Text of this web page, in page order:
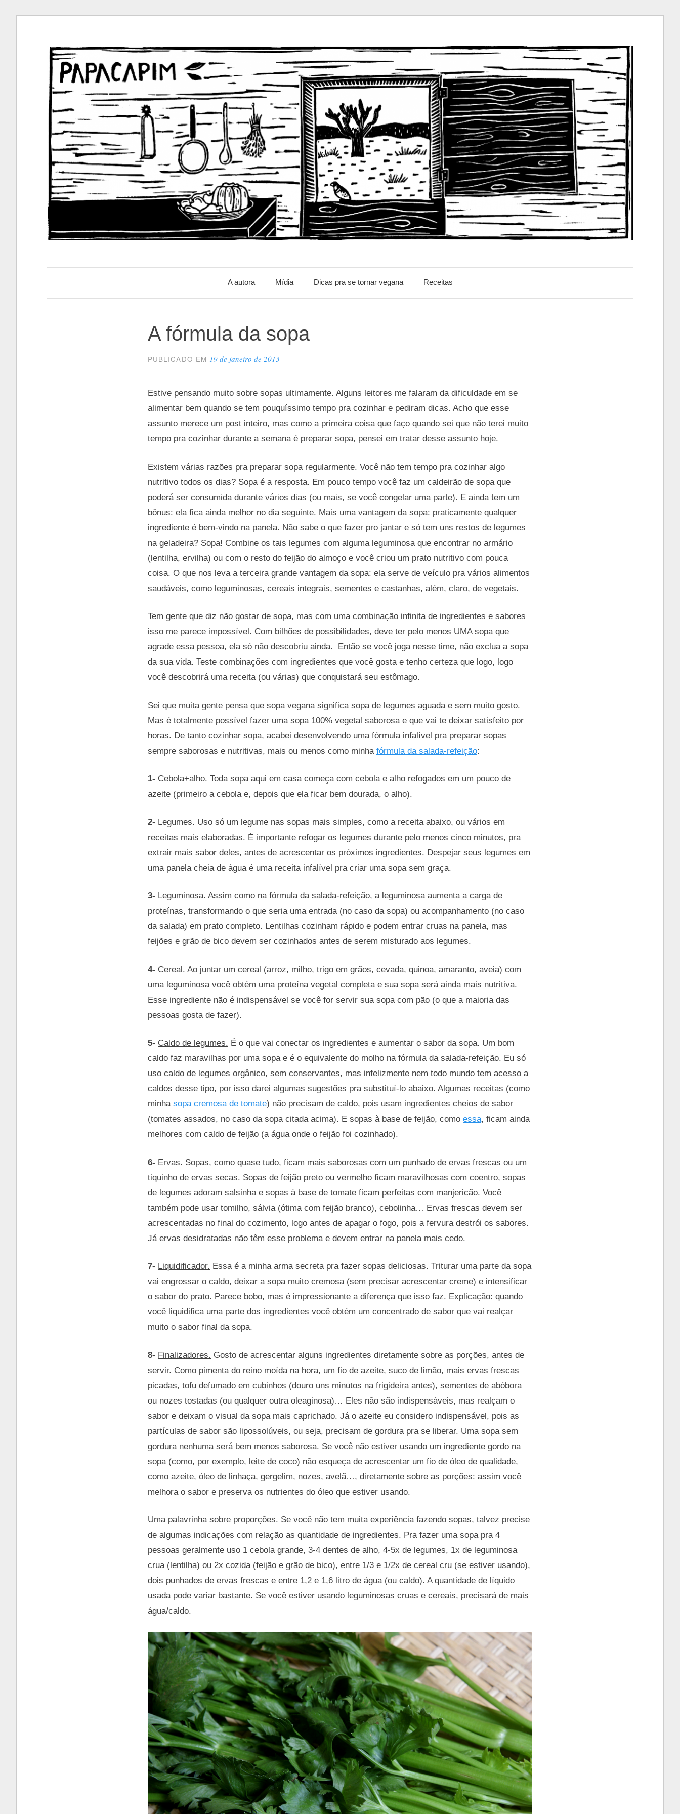
conteúdo
PapacapimA autora Mídia Dicas pra se tornar vegana Receitas
A fórmula da sopa
PUBLICADO EM 19 de janeiro de 2013
Estive pensando muito sobre sopas ultimamente. Alguns leitores me falaram da dificuldade em se
alimentar bem quando se tem pouquíssimo tempo pra cozinhar e pediram dicas. Acho que esse
assunto merece um post inteiro, mas como a primeira coisa que faço quando sei que não terei muito
tempo pra cozinhar durante a semana é preparar sopa, pensei em tratar desse assunto hoje.
Existem várias razões pra preparar sopa regularmente. Você não tem tempo pra cozinhar algo
nutritivo todos os dias? Sopa é a resposta. Em pouco tempo você faz um caldeirão de sopa que
poderá ser consumida durante vários dias (ou mais, se você congelar uma parte). E ainda tem um
bônus: ela fica ainda melhor no dia seguinte. Mais uma vantagem da sopa: praticamente qualquer
ingrediente é bem-vindo na panela. Não sabe o que fazer pro jantar e só tem uns restos de legumes
na geladeira? Sopa! Combine os tais legumes com alguma leguminosa que encontrar no armário
(lentilha, ervilha) ou com o resto do feijão do almoço e você criou um prato nutritivo com pouca
coisa. O que nos leva a terceira grande vantagem da sopa: ela serve de veículo pra vários alimentos
saudáveis, como leguminosas, cereais integrais, sementes e castanhas, além, claro, de vegetais.
Tem gente que diz não gostar de sopa, mas com uma combinação infinita de ingredientes e sabores
isso me parece impossível. Com bilhões de possibilidades, deve ter pelo menos UMA sopa que
agrade essa pessoa, ela só não descobriu ainda. Então se você joga nesse time, não exclua a sopa
da sua vida. Teste combinações com ingredientes que você gosta e tenho certeza que logo, logo
você descobrirá uma receita (ou várias) que conquistará seu estômago.
Sei que muita gente pensa que sopa vegana significa sopa de legumes aguada e sem muito gosto.
Mas é totalmente possível fazer uma sopa 100% vegetal saborosa e que vai te deixar satisfeito por
horas. De tanto cozinhar sopa, acabei desenvolvendo uma fórmula infalível pra preparar sopas
sempre saborosas e nutritivas, mais ou menos como minha fórmula da salada-refeição:
1- Cebola+alho. Toda sopa aqui em casa começa com cebola e alho refogados em um pouco de
azeite (primeiro a cebola e, depois que ela ficar bem dourada, o alho).
2- Legumes. Uso só um legume nas sopas mais simples, como a receita abaixo, ou vários em
receitas mais elaboradas. É importante refogar os legumes durante pelo menos cinco minutos, pra
extrair mais sabor deles, antes de acrescentar os próximos ingredientes. Despejar seus legumes em
uma panela cheia de água é uma receita infalível pra criar uma sopa sem graça.
3- Leguminosa. Assim como na fórmula da salada-refeição, a leguminosa aumenta a carga de
proteínas, transformando o que seria uma entrada (no caso da sopa) ou acompanhamento (no caso
da salada) em prato completo. Lentilhas cozinham rápido e podem entrar cruas na panela, mas
feijões e grão de bico devem ser cozinhados antes de serem misturado aos legumes.
4- Cereal. Ao juntar um cereal (arroz, milho, trigo em grãos, cevada, quinoa, amaranto, aveia) com
uma leguminosa você obtém uma proteína vegetal completa e sua sopa será ainda mais nutritiva.
Esse ingrediente não é indispensável se você for servir sua sopa com pão (o que a maioria das
pessoas gosta de fazer).
5- Caldo de legumes. É o que vai conectar os ingredientes e aumentar o sabor da sopa. Um bom
caldo faz maravilhas por uma sopa e é o equivalente do molho na fórmula da salada-refeição. Eu só
uso caldo de legumes orgânico, sem conservantes, mas infelizmente nem todo mundo tem acesso a
caldos desse tipo, por isso darei algumas sugestões pra substituí-lo abaixo. Algumas receitas (como
minhasopa cremosa de tomate) não precisam de caldo, pois usam ingredientes cheios de sabor
(tomates assados, no caso da sopa citada acima). E sopas à base de feijão, como essa, ficam ainda
melhores com caldo de feijão (a água onde o feijão foi cozinhado).
6- Ervas. Sopas, como quase tudo, ficam mais saborosas com um punhado de ervas frescas ou um
tiquinho de ervas secas. Sopas de feijão preto ou vermelho ficam maravilhosas com coentro, sopas
de legumes adoram salsinha e sopas à base de tomate ficam perfeitas com manjericão. Você
também pode usar tomilho, sálvia (ótima com feijão branco), cebolinha… Ervas frescas devem ser
acrescentadas no final do cozimento, logo antes de apagar o fogo, pois a fervura destrói os sabores.
Já ervas desidratadas não têm esse problema e devem entrar na panela mais cedo.
7- Liquidificador. Essa é a minha arma secreta pra fazer sopas deliciosas. Triturar uma parte da sopa
vai engrossar o caldo, deixar a sopa muito cremosa (sem precisar acrescentar creme) e intensificar
o sabor do prato. Parece bobo, mas é impressionante a diferença que isso faz. Explicação: quando
você liquidifica uma parte dos ingredientes você obtém um concentrado de sabor que vai realçar
muito o sabor final da sopa.
8- Finalizadores. Gosto de acrescentar alguns ingredientes diretamente sobre as porções, antes de
servir. Como pimenta do reino moída na hora, um fio de azeite, suco de limão, mais ervas frescas
picadas, tofu defumado em cubinhos (douro uns minutos na frigideira antes), sementes de abóbora
ou nozes tostadas (ou qualquer outra oleaginosa)… Eles não são indispensáveis, mas realçam o
sabor e deixam o visual da sopa mais caprichado. Já o azeite eu considero indispensável, pois as
partículas de sabor são lipossolúveis, ou seja, precisam de gordura pra se liberar. Uma sopa sem
gordura nenhuma será bem menos saborosa. Se você não estiver usando um ingrediente gordo na
sopa (como, por exemplo, leite de coco) não esqueça de acrescentar um fio de óleo de qualidade,
como azeite, óleo de linhaça, gergelim, nozes, avelã…, diretamente sobre as porções: assim você
melhora o sabor e preserva os nutrientes do óleo que estiver usando.
Uma palavrinha sobre proporções. Se você não tem muita experiência fazendo sopas, talvez precise
de algumas indicações com relação as quantidade de ingredientes. Pra fazer uma sopa pra 4
pessoas geralmente uso 1 cebola grande, 3-4 dentes de alho, 4-5x de legumes, 1x de leguminosa
crua (lentilha) ou 2x cozida (feijão e grão de bico), entre 1/3 e 1/2x de cereal cru (se estiver usando),
dois punhados de ervas frescas e entre 1,2 e 1,6 litro de água (ou caldo). A quantidade de líquido
usada pode variar bastante. Se você estiver usando leguminosas cruas e cereais, precisará de mais
água/caldo.